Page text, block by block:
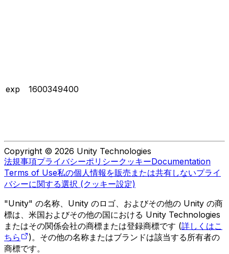
exp 1600349400
Copyright © 2026 Unity Technologies
法規事項プライバシーポリシークッキーDocumentation
Terms of Use私の個人情報を販売または共有しないプライ
バシーに関する選択 (クッキー設定)
"Unity" の名称、Unity のロゴ、およびその他の Unity の商
標は、米国およびその他の国における Unity Technologies
またはその関係会社の商標または登録商標です (詳しくはこ
ちら
)。その他の名称またはブランドは該当する所有者の
商標です。